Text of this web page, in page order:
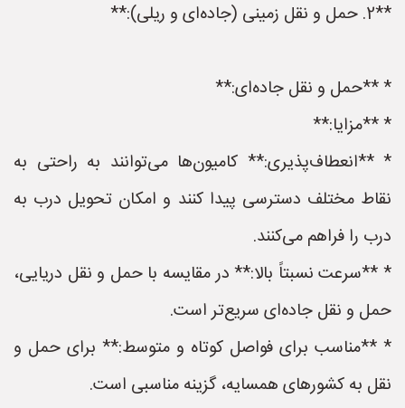
**2. حمل و نقل زمینی (جاده‌ای و ریلی):**
* **حمل و نقل جاده‌ای:**
* **مزایا:**
* **انعطاف‌پذیری:** کامیون‌ها می‌توانند به راحتی به
نقاط مختلف دسترسی پیدا کنند و امکان تحویل درب به
درب را فراهم می‌کنند.
* **سرعت نسبتاً بالا:** در مقایسه با حمل و نقل دریایی،
حمل و نقل جاده‌ای سریع‌تر است.
* **مناسب برای فواصل کوتاه و متوسط:** برای حمل و
نقل به کشورهای همسایه، گزینه مناسبی است.